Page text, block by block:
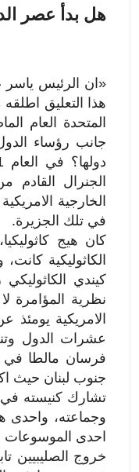
هل بدأ عصر
«ان الرئيس ياسر
هذا التعليق
المتحدة العام
جانب رؤساء
الجنرال
الخارجية
في تلك الجزيرة.
كان هيج
الكاثوليكية
كيندي
نظرية المؤامرة
الامريكية
عشرات الدول
فرسان مالطا
جنوب لبنان حيث
تشارك كنيسته في
وجماعته، واحدى
احدى الموسوعات
خروج الصليبيين